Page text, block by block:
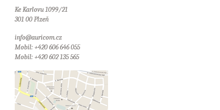
Ke Karlovu 1099/21
301 00 Plzeň
info@auricom.cz
Mobil: +420 606 646 055
Mobil: +420 602 135 565